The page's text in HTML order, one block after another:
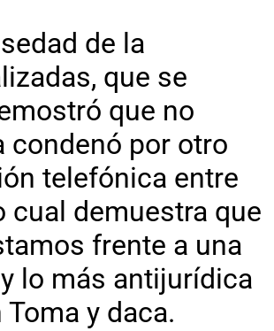
de la
que se
que no
condenó por otro
telefónica entre
cual demuestra que
frente a una
lo más antijurídica
y daca.